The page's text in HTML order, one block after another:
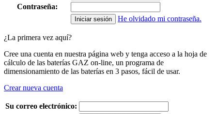
Contraseña:
He olvidado mi contraseña.
¿La primera vez aquí?
Cree una cuenta en nuestra página web y tenga acceso a la hoja de
cálculo de las baterías GAZ on-line, un programa de
dimensionamiento de las baterías en 3 pasos, fácil de usar.
Crear nueva cuenta
Su correo electrónico: